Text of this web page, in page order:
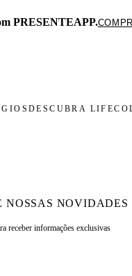
PRESENTEAPP.
DESCUBRA LIFE
NOSSAS NOVIDADES
receber informações exclusivas